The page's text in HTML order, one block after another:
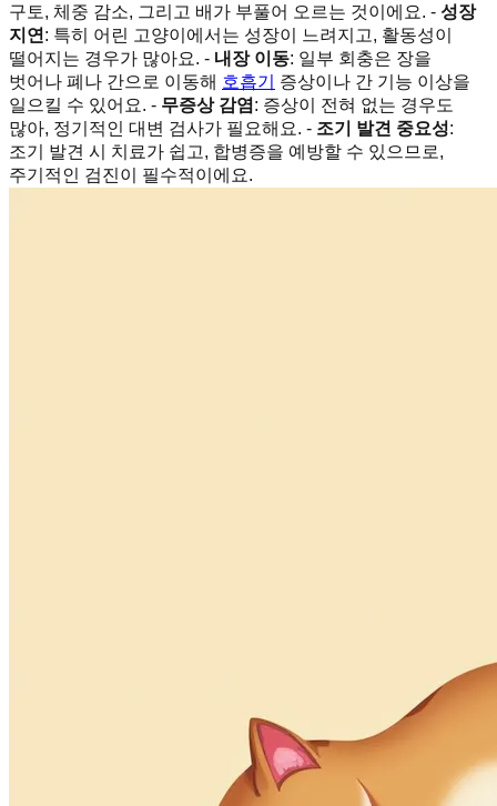
구토, 체중 감소, 그리고 배가 부풀어 오르는 것이에요. - 성장
지연 : 특히 어린 고양이에서는 성장이 느려지고, 활동성이
떨어지는 경우가 많아요. - 내장 이동: 일부 회충은 장을
벗어나 폐나 간으로 이동해 호흡기
증상이나 간 기능 이상을
일으킬 수 있어요. - 무증상 감염: 증상이 전혀 없는 경우도
많아, 정기적인 대변 검사가 필요해요. - 조기 발견 중요성:
조기 발견 시 치료가 쉽고, 합병증을 예방할 수 있으므로,
주기적인 검진이 필수적이에요.